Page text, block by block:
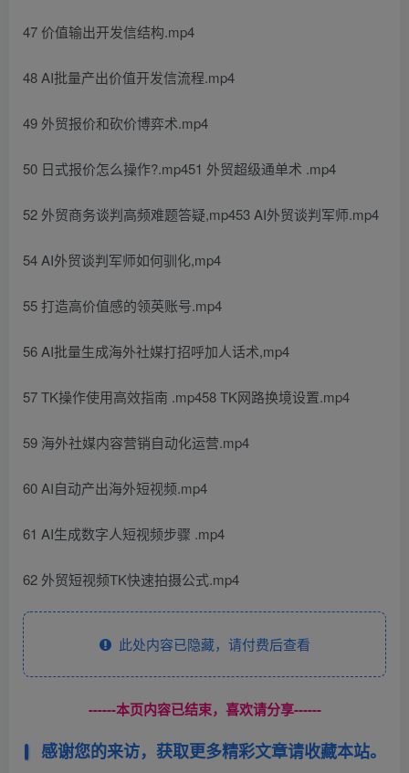
47 价值输出开发信结构.mp4
48 AI批量产出价值开发信流程.mp4
49 外贸报价和砍价博弈术.mp4
50 日式报价怎么操作?.mp451 外贸超级通单术 .mp4
52 外贸商务谈判高频难题答疑,mp453 AI外贸谈判军师.mp4
54 AI外贸谈判军师如何驯化,mp4
55 打造高价值感的领英账号.mp4
56 AI批量生成海外社媒打招呼加人话术,mp4
57 TK操作使用高效指南 .mp458 TK网路换境设置.mp4
59 海外社媒内容营销自动化运营.mp4
60 AI自动产出海外短视频.mp4
61 AI生成数字人短视频步骤 .mp4
62 外贸短视频TK快速拍摄公式.mp4
此处内容已隐藏，请付费后查看
------本页内容已结束，喜欢请分享------
感谢您的来访，获取更多精彩文章请收藏本站。